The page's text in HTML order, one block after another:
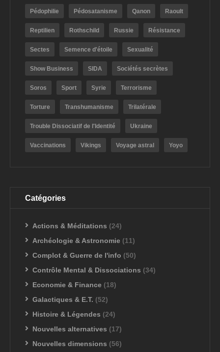
Pédophilie Pédosatanisme Qanon Raoult
Reptilien Rothschild Russie Résistance
Sectes Semence d'étoile Sexualité
Show Business SIDA Sociétés secrètes
Soros Sport Syrie Terrorisme
Torture Transhumanisme Trilatérale
Trouble Dissociatif de l'Identité Ukraine
Vaccinations Vikings Voyage astral Yoyo
Catégories
Actions & Méditations (24)
Archéologie & Astronomie (11)
Complot & Guerre de l'info (50)
Contrôle Mental & Dissociations (34)
Economie & Finance (18)
Galactiques & E.T. (52)
Histoire & Légendes (24)
Nouvelles alternatives (17)
Nouvelles dimensions (56)